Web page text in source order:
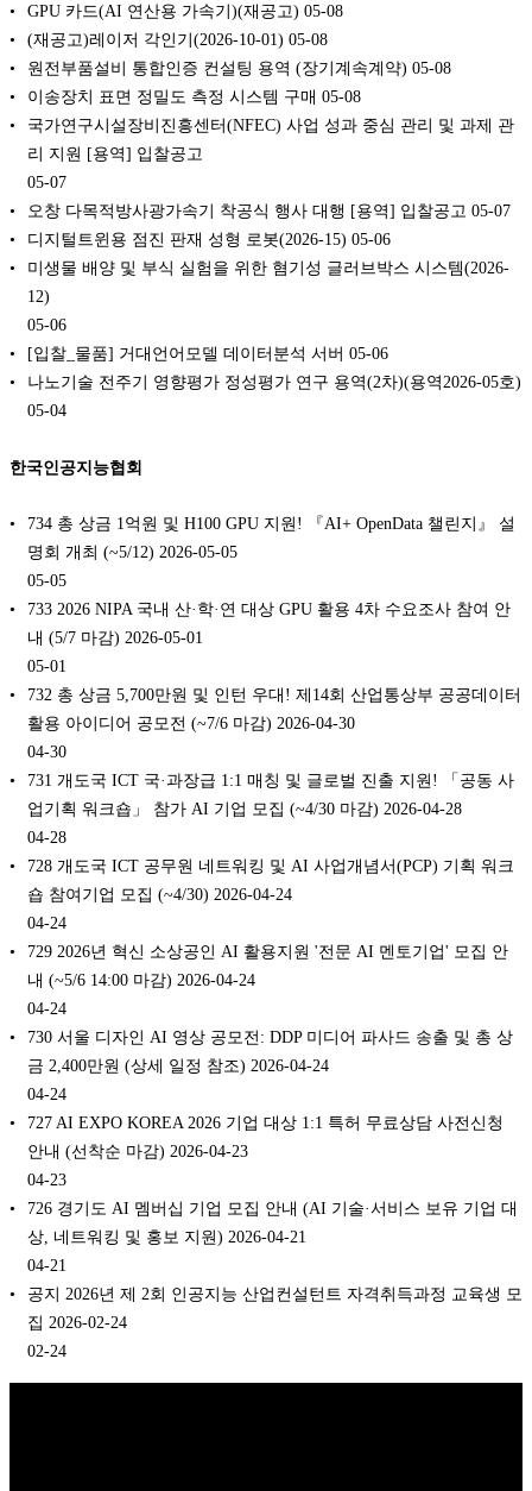
GPU 카드(AI 연산용 가속기)(재공고) 05-08
(재공고)레이저 각인기(2026-10-01) 05-08
원전부품설비 통합인증 컨설팅 용역 (장기계속계약) 05-08
이송장치 표면 정밀도 측정 시스템 구매 05-08
국가연구시설장비진흥센터(NFEC) 사업 성과 중심 관리 및 과제 관
리 지원 [용역] 입찰공고
05-07
오창 다목적방사광가속기 착공식 행사 대행 [용역] 입찰공고 05-07
디지털트윈용 점진 판재 성형 로봇(2026-15) 05-06
미생물 배양 및 부식 실험을 위한 혐기성 글러브박스 시스템(2026-
12)
05-06
[입찰_물품] 거대언어모델 데이터분석 서버 05-06
나노기술 전주기 영향평가 정성평가 연구 용역(2차)(용역2026-05호)
05-04
한국인공지능협회
734 총 상금 1억원 및 H100 GPU 지원! 『AI+ OpenData 챌린지』 설
명회 개최 (~5/12) 2026-05-05
05-05
733 2026 NIPA 국내 산·학·연 대상 GPU 활용 4차 수요조사 참여 안
내 (5/7 마감) 2026-05-01
05-01
732 총 상금 5,700만원 및 인턴 우대! 제14회 산업통상부 공공데이터
활용 아이디어 공모전 (~7/6 마감) 2026-04-30
04-30
731 개도국 ICT 국·과장급 1:1 매칭 및 글로벌 진출 지원! 「공동 사
업기획 워크숍」 참가 AI 기업 모집 (~4/30 마감) 2026-04-28
04-28
728 개도국 ICT 공무원 네트워킹 및 AI 사업개념서(PCP) 기획 워크
숍 참여기업 모집 (~4/30) 2026-04-24
04-24
729 2026년 혁신 소상공인 AI 활용지원 '전문 AI 멘토기업' 모집 안
내 (~5/6 14:00 마감) 2026-04-24
04-24
730 서울 디자인 AI 영상 공모전: DDP 미디어 파사드 송출 및 총 상
금 2,400만원 (상세 일정 참조) 2026-04-24
04-24
727 AI EXPO KOREA 2026 기업 대상 1:1 특허 무료상담 사전신청
안내 (선착순 마감) 2026-04-23
04-23
726 경기도 AI 멤버십 기업 모집 안내 (AI 기술·서비스 보유 기업 대
상, 네트워킹 및 홍보 지원) 2026-04-21
04-21
공지 2026년 제 2회 인공지능 산업컨설턴트 자격취득과정 교육생 모
집 2026-02-24
02-24